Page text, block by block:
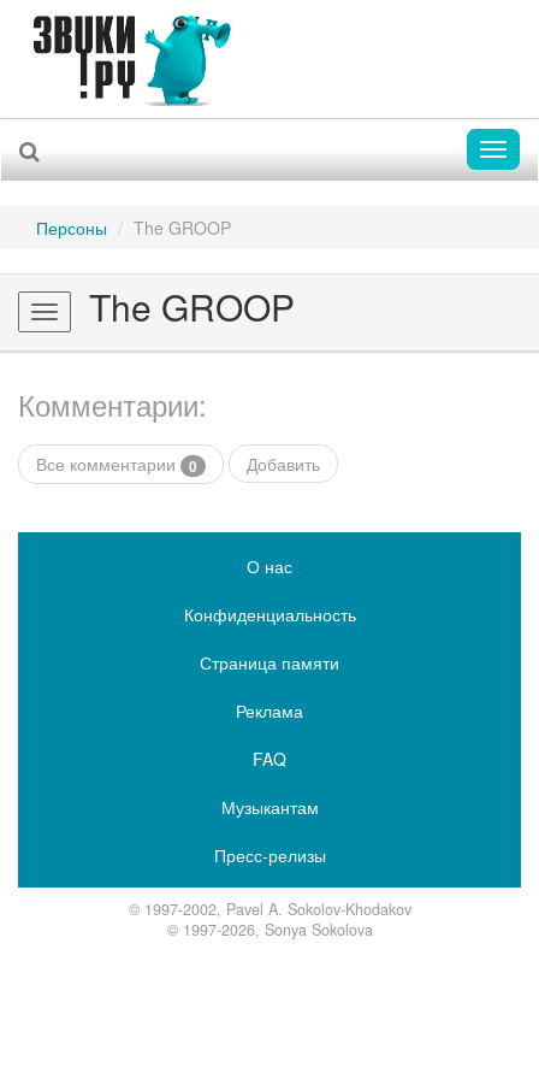
Персоны The GROOP
Toggle
navigation
The GROOP
Комментарии:
Все комментарии 0 Добавить
О нас
Конфиденциальность
Страница памяти
Реклама
FAQ
Музыкантам
Пресс-релизы
© 1997-2002, Pavel A. Sokolov-Khodakov
© 1997-2026, Sonya Sokolova